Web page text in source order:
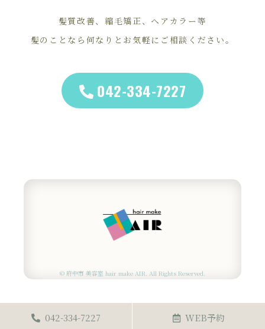
髪質改善、縮毛矯正、ヘアカラー等
髪のことなら何なりとお気軽にご相談ください。
042-334-7227
© 府中市 美容室 hair make AIR. All Rights Reserved.
042-334-7227 WEB予約